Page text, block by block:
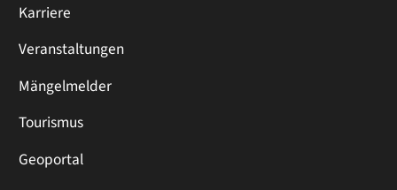
Karriere
Veranstaltungen
Mängelmelder
Tourismus
Geoportal